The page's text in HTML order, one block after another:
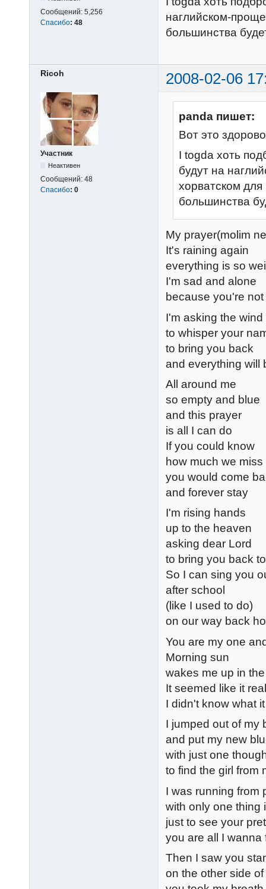
Сообщений: 5,256
Спасибо: 48
наглийском-
большинства
Ricoh 2008-02-06
Участник
Неактивен
Сообщений: 48
Спасибо: 0
panda пишет:
Вот это
I togda хоть
будут на
хорватском для
большинства
My prayer(molim
It's raining again
everything is so
I'm sad and alone
because you're
I'm asking the wind
to whisper your
to bring you back
and everything will
All around me
so empty and blue
and this prayer
is all I can do
If you could know
how much we miss
you would come
and forever stay
I'm rising hands
up to the heaven
asking dear Lord
to bring you back
So I can sing you
after school
(like I used to do)
on our way back
You are my one
Morning sun
wakes me up in
It seemed like it
I didn't know what
I jumped out of my
and put my new
with just one
to find the girl from
I was running from
with only one thing
just to see your
you are all I wanna
Then I saw you
on the other side